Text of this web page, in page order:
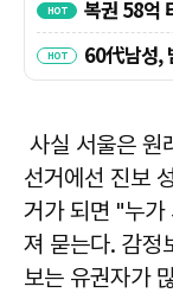
사실 서울은 원
선거에선 진보
거가 되면 "누가
져 묻는다. 감정
보는 유권자가